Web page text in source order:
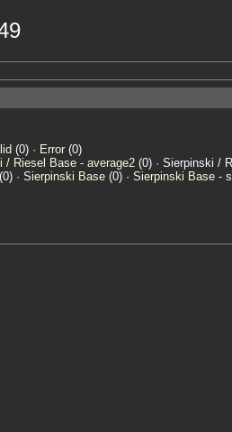
(0) · Error (0)
/ Riesel Base - average2(0) · Sierpinski /
· Sierpinski Base(0) · Sierpinski Base -